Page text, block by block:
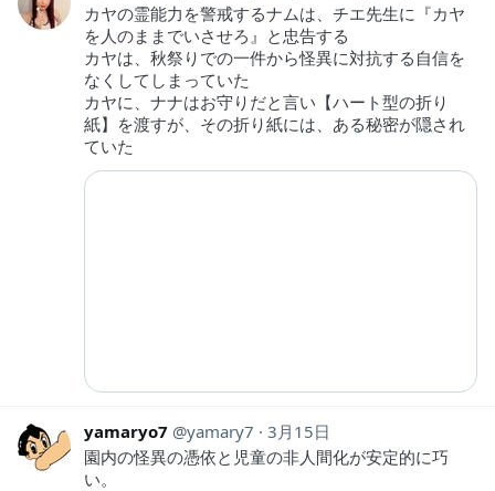
カヤの霊能力を警戒するナムは、チエ先生に『カヤ
を人のままでいさせろ』と忠告する
カヤは、秋祭りでの一件から怪異に対抗する自信を
なくしてしまっていた
カヤに、ナナはお守りだと言い【ハート型の折り
紙】を渡すが、その折り紙には、ある秘密が隠され
ていた
yamaryo7 yamary7
3月15日
園内の怪異の憑依と児童の非人間化が安定的に巧
い。